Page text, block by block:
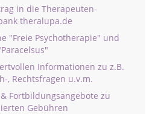
in die Therapeuten-
theralupa.de
"Freie Psychotherapie" und
Informationen zu z.B.
, Rechtsfragen u.v.m.
Fortbildungsangebote zu
Gebühren